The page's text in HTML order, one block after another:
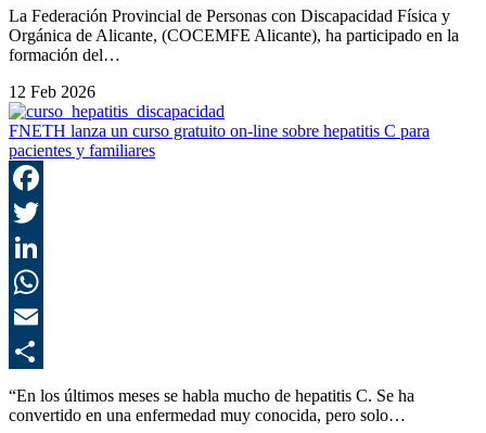
La Federación Provincial de Personas con Discapacidad Física y
Orgánica de Alicante, (COCEMFE Alicante), ha participado en la
formación del…
12 Feb 2026
FNETH lanza un curso gratuito on-line sobre hepatitis C para
pacientes y familiares
“En los últimos meses se habla mucho de hepatitis C. Se ha
convertido en una enfermedad muy conocida, pero solo…